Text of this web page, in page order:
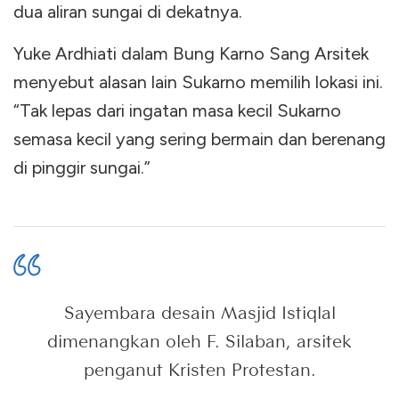
dua aliran sungai di dekatnya.
Yuke Ardhiati dalam Bung Karno Sang Arsitek
menyebut alasan lain Sukarno memilih lokasi ini.
“Tak lepas dari ingatan masa kecil Sukarno
semasa kecil yang sering bermain dan berenang
di pinggir sungai.”
Sayembara desain Masjid Istiqlal
dimenangkan oleh F. Silaban, arsitek
penganut Kristen Protestan.